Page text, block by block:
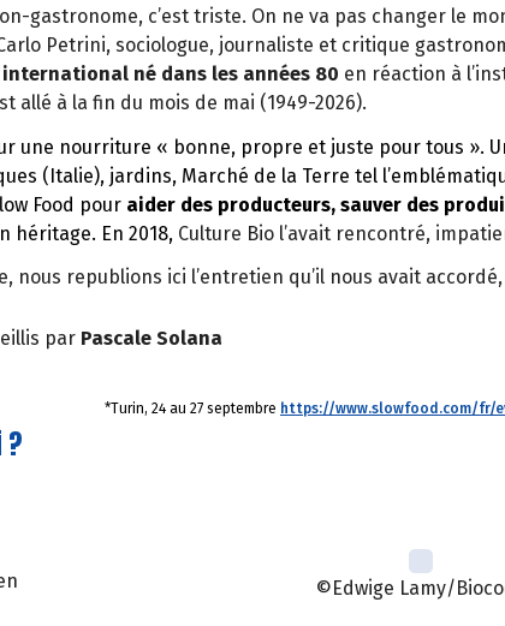
gastronome, c’est triste. On ne va pas changer le
Petrini, sociologue, journaliste et critique
international né dans les années 80 en réaction à
allé à la fin du mois de mai (1949-2026).
une nourriture « bonne, propre et juste pour tous ».
(Italie), jardins, Marché de la Terre tel
Food pour aider des producteurs, sauver des
héritage. En 2018, Culture Bio l’avait rencontré,
nous republions ici l’entretien qu’il nous avait accordé,
par Pascale Solana
*Turin, 24 au 27 septembre https://www.slowfood.com/fr/
©Edwige Lamy/